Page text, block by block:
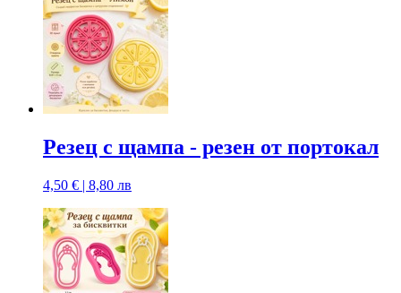
Резец с щампa - резен от портокал
4,50 € | 8,80 лв